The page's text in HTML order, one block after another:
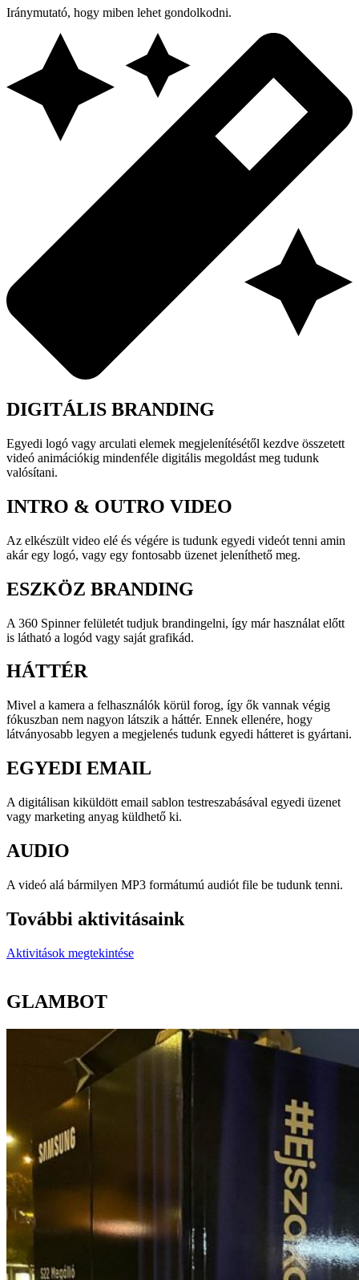
Iránymutató, hogy miben lehet gondolkodni.
DIGITÁLIS BRANDING
Egyedi logó vagy arculati elemek megjelenítésétől kezdve összetett
videó animációkig mindenféle digitális megoldást meg tudunk
valósítani.
INTRO & OUTRO VIDEO
Az elkészült video elé és végére is tudunk egyedi videót tenni amin
akár egy logó, vagy egy fontosabb üzenet jeleníthető meg.
ESZKÖZ BRANDING
A 360 Spinner felületét tudjuk brandingelni, így már használat előtt
is látható a logód vagy saját grafikád.
HÁTTÉR
Mivel a kamera a felhasználók körül forog, így ők vannak végig
fókuszban nem nagyon látszik a háttér. Ennek ellenére, hogy
látványosabb legyen a megjelenés tudunk egyedi hátteret is gyártani.
EGYEDI EMAIL
A digitálisan kiküldött email sablon testreszabásával egyedi üzenet
vagy marketing anyag küldhető ki.
AUDIO
A videó alá bármilyen MP3 formátumú audiót file be tudunk tenni.
További aktivitásaink
Aktivitások megtekintése
GLAMBOT